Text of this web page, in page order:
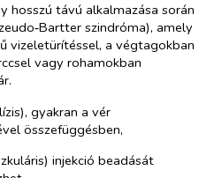
hosszú távú alkalmazása során
szindróma), amely
vizeletürítéssel, a végtagokban
vagy rohamokban
gyakran a vér
összefüggésben,
injekció beadását